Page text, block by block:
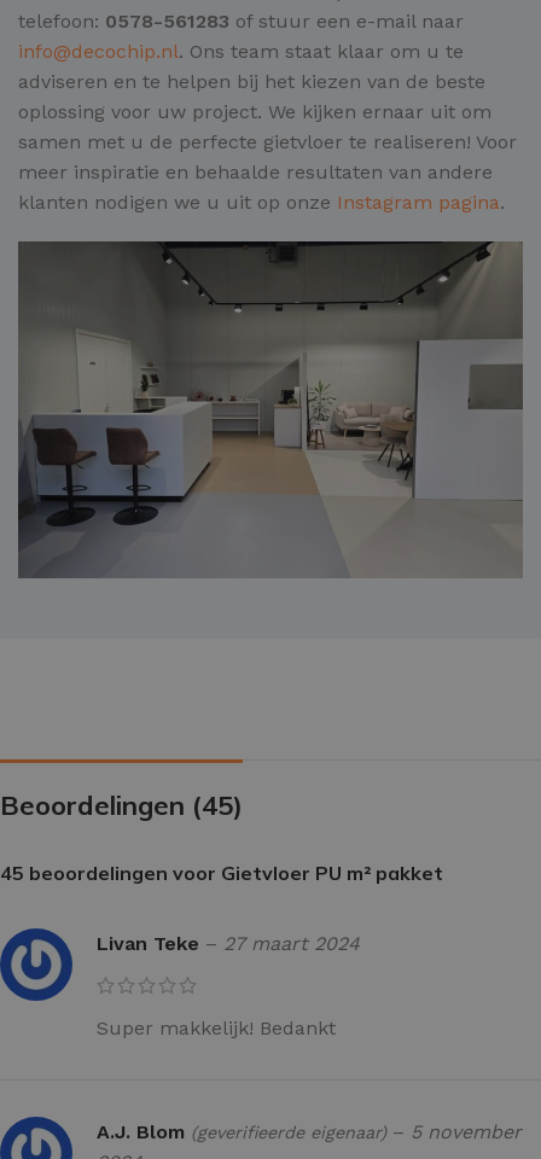
telefoon: 0578-561283 of stuur een e-mail naar
info@decochip.nl. Ons team staat klaar om u te
adviseren en te helpen bij het kiezen van de beste
oplossing voor uw project. We kijken ernaar uit om
samen met u de perfecte gietvloer te realiseren! Voor
meer inspiratie en behaalde resultaten van andere
klanten nodigen we u uit op onze Instagram pagina.
Beoordelingen (45)
45 beoordelingen voor Gietvloer PU m² pakket
Livan Teke – 27 maart 2024
Super makkelijk! Bedankt
A.J. Blom (geverifieerde eigenaar) – 5 november